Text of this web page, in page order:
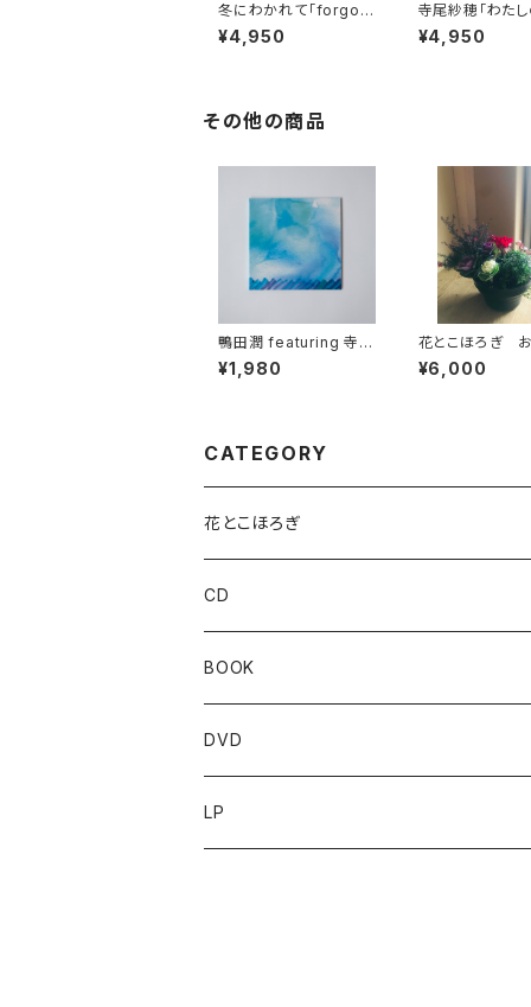
冬にわかれて「forgott
en」【LP】
¥4,950
寺尾紗穂「わた
な労働歌」【LP】
¥4,950
その他の商品
鴨田潤 featuring 寺尾
紗穂 「二」【CD】
¥1,980
花とこほろぎ
せハーブと季節
寄せ植え（受注製
¥6,000
CATEGORY
花とこほろぎ
CD
BOOK
DVD
LP